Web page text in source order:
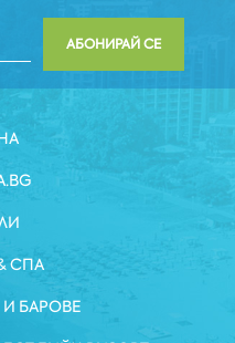
АБОНИРАЙ СЕ
СПА
БАРОВЕ